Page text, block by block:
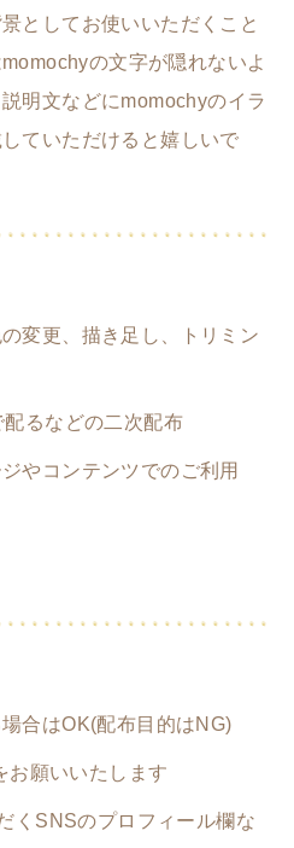
としてお使いいただくこと
の文字が隠れないよ
明文などにmomochyのイラ
ていただけると嬉しいで
変更、描き足し、トリミン
るなどの二次配布
やコンテンツでのご利用
合はOK(配布目的はNG)
お願いいたします
くSNSのプロフィール欄な